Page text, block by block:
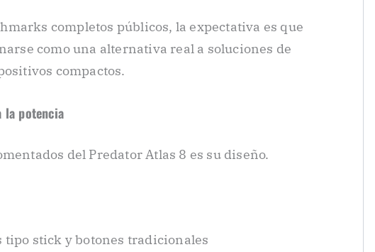
completos públicos, la expectativa es que
como una alternativa real a soluciones de
compactos.
la potencia
del Predator Atlas 8 es su diseño.
tipo stick y botones tradicionales